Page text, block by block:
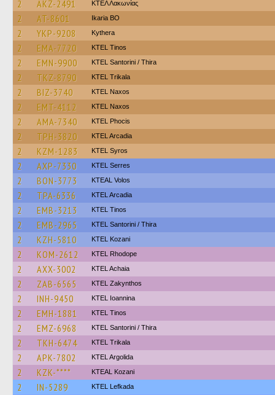
2 AKZ-2491 ΚΤΕΛ Λακωνίας
2 AT-8601 Ikaria BO
2 YKP-9208 Kythera
2 EMA-7720 KTEL Tinos
2 EMN-9900 KTEL Santorini / Thira
2 TKZ-8790 ΚΤΕL Τrikala
2 BIZ-3740 KTEL Naxos
2 EMT-4112 KTEL Naxos
2 AMA-7340 ΚΤΕL Phocis
2 TPH-3820 KTEL Arcadia
2 KZM-1283 KTEL Syros
2 AXP-7330 KTEL Serres
2 BON-3773 KTEAL Volos
2 TPA-6336 KTEL Arcadia
2 EMB-3213 KTEL Tinos
2 EMB-2965 KTEL Santorini / Thira
2 KZH-5810 ΚΤΕL Kozani
2 KOM-2612 KTEL Rhodope
2 AXX-3002 KTEL Achaia
2 ZAB-6565 KTEL Zakynthos
2 INH-9450 KTEL Ioannina
2 EMH-1881 KTEL Tinos
2 EMZ-6968 KTEL Santorini / Thira
2 TKH-6474 ΚΤΕL Τrikala
2 APK-7802 KTEL Argolida
2 KZK-**** KTEAL Kozani
2 IN-5289 KTEL Lefkada